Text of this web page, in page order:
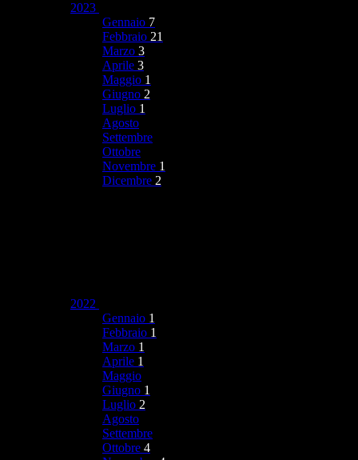
2023
Gennaio 7
Febbraio 21
Marzo 3
Aprile 3
Maggio 1
Giugno 2
Luglio 1
Agosto
Settembre
Ottobre
Novembre 1
Dicembre 2
2022
Gennaio 1
Febbraio 1
Marzo 1
Aprile 1
Maggio
Giugno 1
Luglio 2
Agosto
Settembre
Ottobre 4